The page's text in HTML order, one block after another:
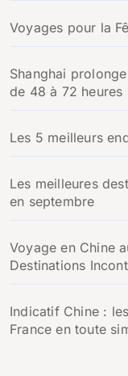
Voyages pour la
Shanghai
de 48 à 72 heures
Les 5 meilleurs
Les meilleures
en septembre
Voyage en Chine
Destinations
Indicatif Chine :
France en toute